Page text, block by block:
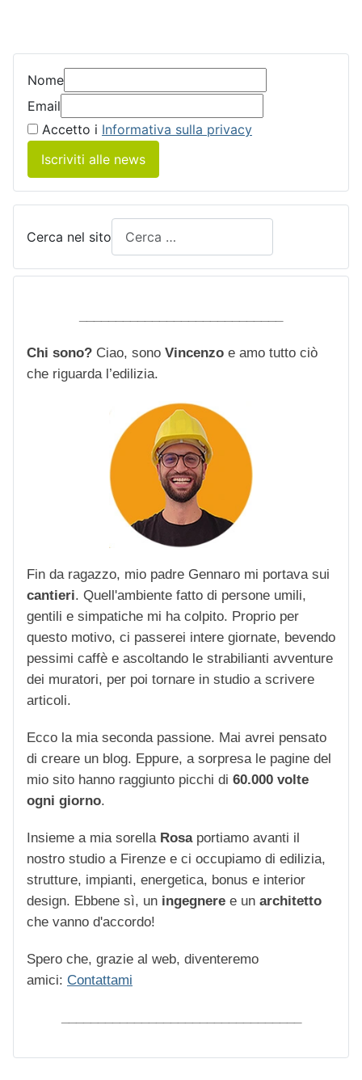
Nome
Email
Accetto i Informativa sulla privacy
Iscriviti alle news
Cerca nel sito
Chi sono? Ciao, sono Vincenzo e amo tutto ciò
che riguarda l’edilizia.
Fin da ragazzo, mio padre Gennaro mi portava sui
cantieri. Quell'ambiente fatto di persone umili,
gentili e simpatiche mi ha colpito. Proprio per
questo motivo, ci passerei intere giornate, bevendo
pessimi caffè e ascoltando le strabilianti avventure
dei muratori, per poi tornare in studio a scrivere
articoli.
Ecco la mia seconda passione. Mai avrei pensato
di creare un blog. Eppure, a sorpresa le pagine del
mio sito hanno raggiunto picchi di 60.000 volte
ogni giorno.
Insieme a mia sorella Rosaportiamo avanti il
nostro studio a Firenze e ci occupiamo di edilizia,
strutture, impianti, energetica, bonus e interior
design. Ebbene sì, un ingegnere e un architetto
che vanno d'accordo!
Spero che, grazie al web, diventeremo
amici: Contattami